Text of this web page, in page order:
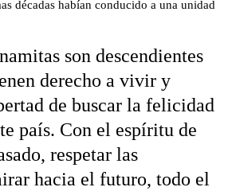
décadas habían conducido a una unidad
son descendientes
derecho a vivir y
de buscar la felicidad
país. Con el espíritu de
respetar las
hacia el futuro, todo el